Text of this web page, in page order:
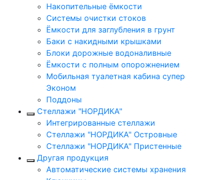
Накопительные ёмкости
Системы очистки стоков
Ёмкости для заглубления в грунт
Баки с накидными крышками
Блоки дорожные водоналивные
Ёмкости с полным опорожнением
Мобильная туалетная кабина супер
Эконом
Поддоны
Стеллажи "НОРДИКА"
Интегрированные стеллажи
Стеллажи "НОРДИКА" Островные
Стеллажи "НОРДИКА" Пристенные
Другая продукция
Автоматические системы хранения